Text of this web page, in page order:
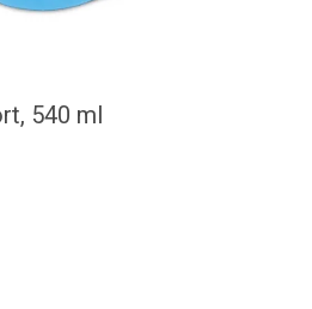
540 ml